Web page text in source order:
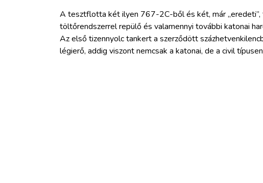
REGISZTRÁCIÓ
A tesztflotta két ilyen 767-2C-ből és két, már
töltőrendszerrel repülő és valamennyi további katonai
Az első tizennyolc tankert a szerződött
légierő, addig viszont nemcsak a katonai, de a civil